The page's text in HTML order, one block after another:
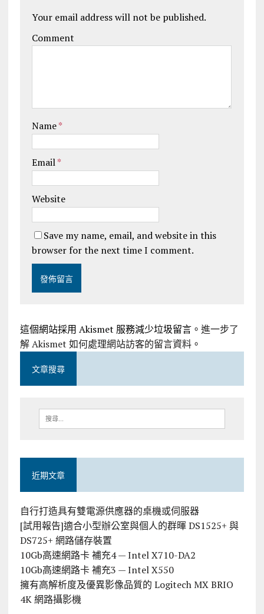
Your email address will not be published.
Comment
Name*
Email*
Website
Save my name, email, and website in this
browser for the next time I comment.
這個網站採用 Akismet 服務減少垃圾留言。 進一步了
解 Akismet 如何處理網站訪客的留言資料。
文章搜尋
近期文章
自行打造具有雙電源供應器的桌機或伺服器
[試用報告]適合小型辦公室與個人的群暉 DS1525+ 與
DS725+ 網路儲存裝置
10Gb高速網路卡 補充4 — Intel X710-DA2
10Gb高速網路卡 補充3 — Intel X550
擁有高解析度及優異影像品質的 Logitech MX BRIO
4K 網路攝影機